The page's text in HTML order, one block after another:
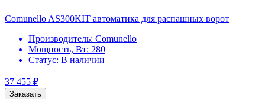
Comunello AS300KIT автоматика для распашных ворот
Производитель: Comunello
Мощность, Вт: 280
Статус: В наличии
37 455 ₽
Заказать